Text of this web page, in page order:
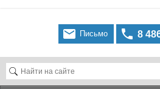
 Письмо  8